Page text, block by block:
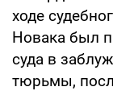
ходе
Новака был
суда в
тюрьмы,